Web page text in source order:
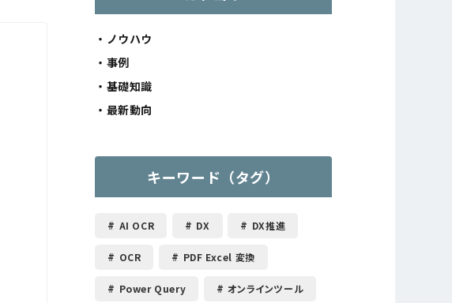
ノウハウ
事例
基礎知識
最新動向
キーワード（タグ）
AI OCR DX DX推進
OCR PDF Excel 変換
Power Query オンラインツール